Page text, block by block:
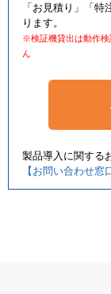
「お見積り」「
ります。
※検証機貸出は動作検
ん
製品導入に関する
【お問い合わせ窓